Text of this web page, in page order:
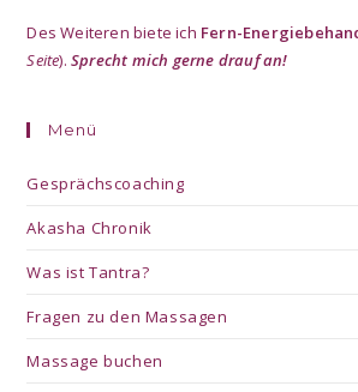
Des Weiteren biete ich Fern-
Seite).Sprecht mich gerne drauf an!
Menü
Gesprächscoaching
Akasha Chronik
Was ist Tantra?
Fragen zu den Massagen
Massage buchen